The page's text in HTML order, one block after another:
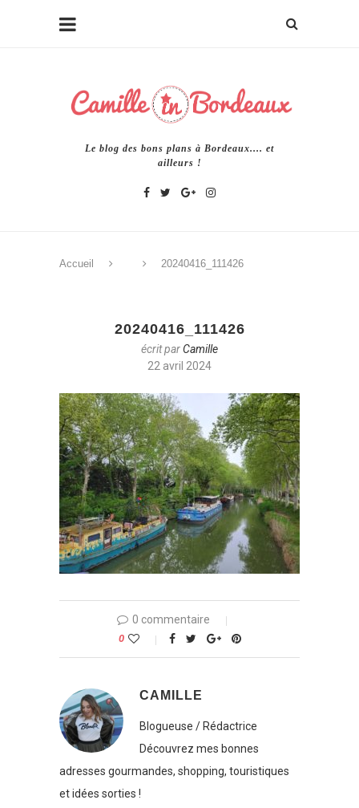
Le blog des bons plans à Bordeaux.... et
ailleurs !
Accueil 20240416_111426
20240416_111426
écrit parCamille
22 avril 2024
0 commentaire
0
CAMILLE
Blogueuse / Rédactrice
Découvrez mes bonnes
adresses gourmandes, shopping, touristiques
et idées sorties !